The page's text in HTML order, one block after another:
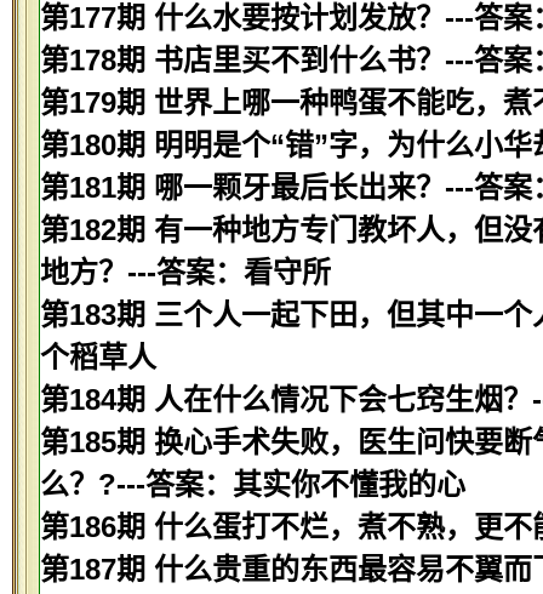
第177期 什么水要按计划发放？---答案
第178期 书店里买不到什么书？---答案
第179期 世界上哪一种鸭蛋不能吃，
第180期 明明是个“错”字，为什么小
第181期 哪一颗牙最后长出来？---答案
第182期 有一种地方专门教坏人，但
地方？---答案：看守所
第183期 三个人一起下田，但其中一
个稻草人
第184期 人在什么情况下会七窍生烟
第185期 换心手术失败，医生问快要
么？?---答案：其实你不懂我的心
第186期 什么蛋打不烂，煮不熟，更
第187期 什么贵重的东西最容易不翼